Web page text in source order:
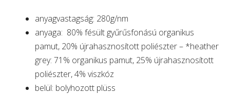
anyagvastagság: 280g/nm
anyaga: 80% fésült gyűrűsfonású organikus
pamut, 20% újrahasznosított poliészter – *heather
grey: 71% organikus pamut, 25% újrahasznosított
poliészter, 4% viszkóz
belül: bolyhozott plüss